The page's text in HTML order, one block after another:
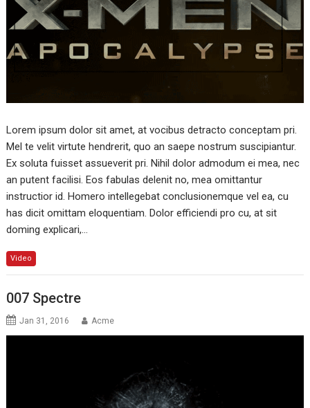
Lorem ipsum dolor sit amet, at vocibus detracto conceptam pri.
Mel te velit virtute hendrerit, quo an saepe nostrum suscipiantur.
Ex soluta fuisset assueverit pri. Nihil dolor admodum ei mea, nec
an putent facilisi. Eos fabulas delenit no, mea omittantur
instructior id. Homero intellegebat conclusionemque vel ea, cu
has dicit omittam eloquentiam. Dolor efficiendi pro cu, at sit
doming explicari,…
Video
007 Spectre
Jan 31, 2016 Acme